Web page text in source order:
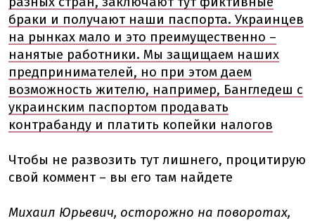
браки и получают наши паспорта. Украинцев
на рынках мало и это преимущественно –
нанятые работники. Мы защищаем наших
предпринимателей, но при этом даем
возможность жителю, например, Бангледеш с
украинским паспортом продавать
контрабанду и платить копейки налогов
Чтобы не развозить тут лишнего, процитирую
свой коммент – вы его там найдете
Михаил Юрьевич, осторожно на поворотах,